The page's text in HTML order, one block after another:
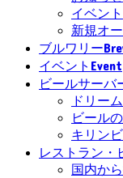
イベント
新規オ
ブルワリー
イベント Event
ビールサーバ
ドリー
ビール
キリン
レストラン・
国内か